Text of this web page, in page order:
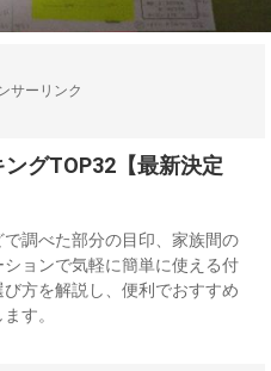
サーリンク
グTOP32【最新決定
調べた部分の目印、家族間の
ョンで気軽に簡単に使える付
方を解説し、便利でおすすめ
す。